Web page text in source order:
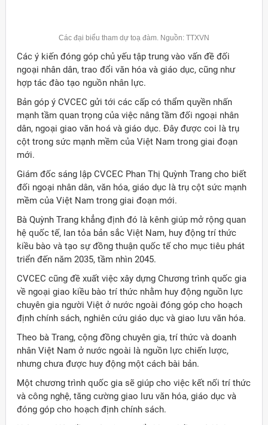
Các đại biểu tham dự toạ đàm. Nguồn: TTXVN
Các ý kiến đóng góp chủ yếu tập trung vào vấn đề đối
ngoại nhân dân, trao đổi văn hóa và giáo dục, cũng như
hợp tác đào tạo nguồn nhân lực.
Bản góp ý CVCEC gửi tới các cấp có thẩm quyền nhấn
mạnh tầm quan trọng của việc nâng tầm đối ngoại nhân
dân, ngoại giao văn hoá và giáo dục. Đây được coi là trụ
cột trong sức mạnh mềm của Việt Nam trong giai đoạn
mới.
Giám đốc sáng lập CVCEC Phan Thị Quỳnh Trang cho biết
đối ngoại nhân dân, văn hóa, giáo dục là trụ cột sức mạnh
mềm của Việt Nam trong giai đoạn mới.
Bà Quỳnh Trang khẳng định đó là kênh giúp mở rộng quan
hệ quốc tế, lan tỏa bản sắc Việt Nam, huy động trí thức
kiều bào và tạo sự đồng thuận quốc tế cho mục tiêu phát
triển đến năm 2035, tầm nhìn 2045.
CVCEC cũng đề xuất việc xây dựng Chương trình quốc gia
về ngoại giao kiều bào trí thức nhằm huy động nguồn lực
chuyên gia người Việt ở nước ngoài đóng góp cho hoạch
định chính sách, nghiên cứu giáo dục và giao lưu văn hóa.
Theo bà Trang, cộng đồng chuyên gia, trí thức và doanh
nhân Việt Nam ở nước ngoài là nguồn lực chiến lược,
nhưng chưa được huy động một cách bài bản.
Một chương trình quốc gia sẽ giúp cho việc kết nối trí thức
và công nghệ, tăng cường giao lưu văn hóa, giáo dục và
đóng góp cho hoạch định chính sách.